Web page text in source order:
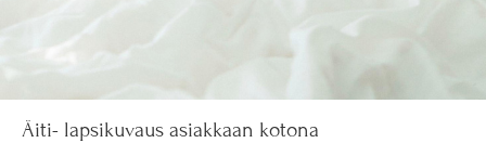
Äiti- lapsikuvaus asiakkaan kotona